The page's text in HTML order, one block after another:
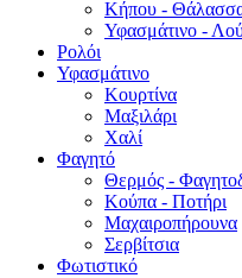
Κήπου -
Υφασμάτινο -
Ρολόι
Υφασμάτινο
Κουρτίνα
Μαξιλάρι
Χαλί
Φαγητό
Θερμός -
Κούπα - Ποτήρι
Μαχαιροπήρουνα
Σερβίτσια
Φωτιστικό